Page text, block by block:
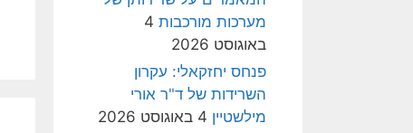
מערכות מורכבות 4
באוגוסט 2026
פנחס יחזקאלי: עקרון
השרידות של ד"ר אורי
מילשטיין 4 באוגוסט 2026